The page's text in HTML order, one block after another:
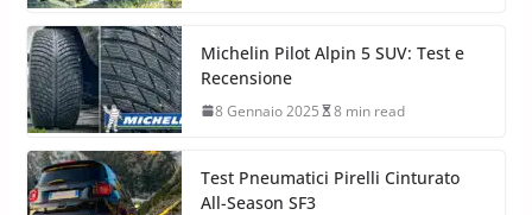
Michelin Pilot Alpin 5 SUV: Test e
Recensione
8 Gennaio 2025 8 min read
Test Pneumatici Pirelli Cinturato
All-Season SF3